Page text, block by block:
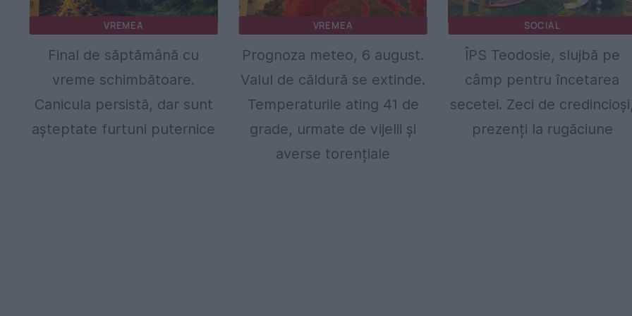
VREMEA
Final de săptămână cu
vreme schimbătoare.
Canicula persistă, dar sunt
așteptate furtuni puternice
VREMEA
Prognoza meteo, 6 august.
Valul de căldură se extinde.
Temperaturile ating 41 de
grade, urmate de vijelii și
averse torențiale
SOCIAL
ÎPS Teodosie, slujbă pe
câmp pentru încetarea
secetei. Zeci de
prezenți la rugăciune